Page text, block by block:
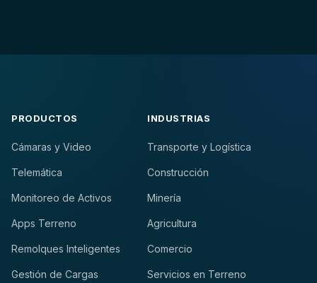
PRODUCTOS
Cámaras y Video
Telemática
Monitoreo de Activos
Apps Terreno
Remolques Inteligentes
Gestión de Cargas
INDUSTRIAS
Transporte y Logística
Construcción
Minería
Agricultura
Comercio
Servicios en Terreno